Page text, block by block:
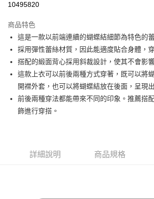
悠遊付
大哥付你分期
相關說明
【大哥付你分期使用說明】
1.本服務由台灣大哥大提供，台灣大哥大用戶可立即
2.付款方式選擇「大哥付你分期」，訂單成立後會自動
流程，驗證手機門號後，選擇欲分期的期數、繳款截
成交易。
3.實際核准額度、可分期數及費用金額請依後續交易確
【繳款方式說明】
1.分期款項不併入電信帳單，「大哥付你分期」於每月
AFTEE先享後付
相關說明
【關於「AFTEE先享後付」】
AFTEE先享後付是「在收到商品之後才付款」的支付
ATM付款
全家取貨付款
10495820
商品特色
這是一款以前端連續的蝴蝶結細節為特色的
採用彈性蕾絲材質，因此能適度貼合身體，
搭配的緞面背心採用斜裁設計，使其不會影
這款上衣可以前後兩種方式穿著，既可以將
開襟外套，也可以將蝴蝶結放在後面，呈現
前後兩種穿法都能帶來不同的印象。推薦搭
飾進行穿搭。
詳細說明 商品規格